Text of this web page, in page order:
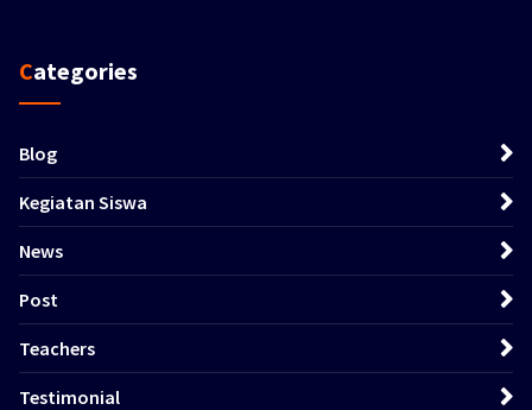
Categories
Blog
Kegiatan Siswa
News
Post
Teachers
Testimonial